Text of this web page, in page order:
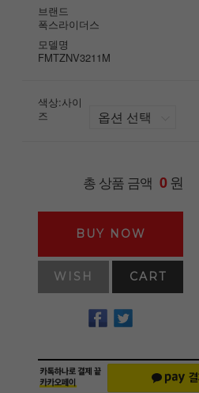
브랜드
폭스라이더스
모델명
FMTZNV3211M
색상:사이
즈
총 상품 금액 0원
BUY NOW
WISH CART